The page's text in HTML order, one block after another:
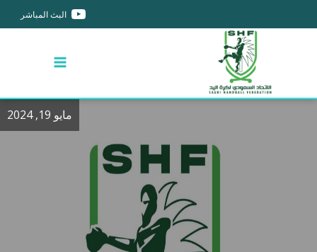
البث المباشر
مايو 19, 2024